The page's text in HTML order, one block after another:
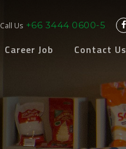
Call Us +66 3444 0600-5
Career Job Contact Us